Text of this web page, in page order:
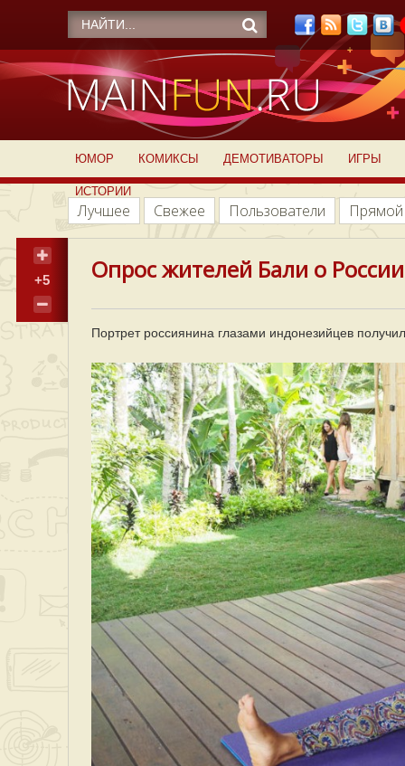
ЮМОР КОМИКСЫ ДЕМОТИВАТОРЫ ИГРЫ
ИСТОРИИ
Лучшее Свежее Пользователи
+5 Опрос жителей Бали о
Портрет россиянина глазами индонезийцев